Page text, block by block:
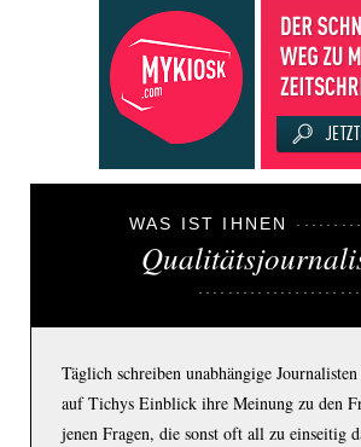
WAS IST IHNEN
Täglich schreiben unabhängige
auf Tichys Einblick ihre Meinung zu den
jenen Fragen, die sonst oft all zu einseitig